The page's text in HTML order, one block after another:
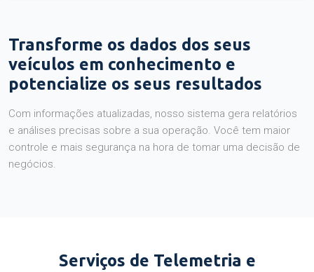
Transforme os dados dos seus
veículos em conhecimento e
potencialize os seus resultados
Com informações atualizadas, nosso sistema gera relatórios
e análises precisas sobre a sua operação. Você tem maior
controle e mais segurança na hora de tomar uma decisão de
negócios.
Serviços de Telemetria e